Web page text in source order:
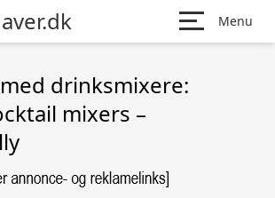
Menu
drinksmixere:
mixers –